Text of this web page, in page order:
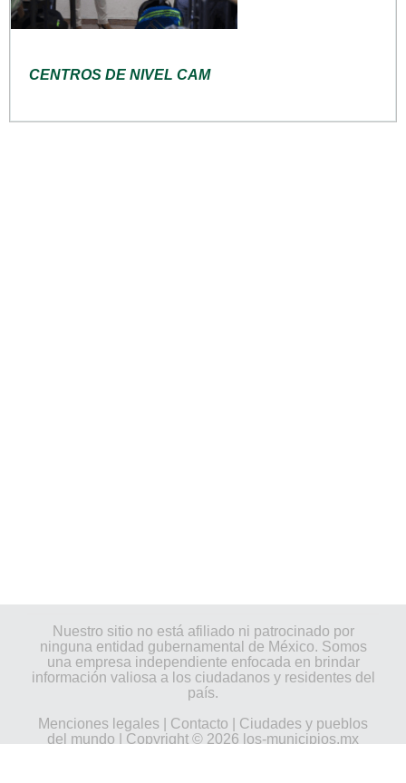
CENTROS DE NIVEL CAM
Nuestro sitio no está afiliado ni patrocinado por
ninguna entidad gubernamental de México. Somos
una empresa independiente enfocada en brindar
información valiosa a los ciudadanos y residentes del
país.
Menciones legales
Contacto
Ciudades y pueblos
del mundo | Copyright © 2026 los-municipios.mx